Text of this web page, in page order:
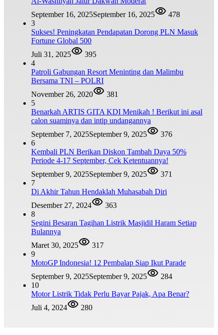
September 16, 2025September 16, 2025
478
3
Sukses! Peningkatan Pendapatan Dorong PLN Masuk
Fortune Global 500
Juli 31, 2025
395
4
Patroli Gabungan Resort Meninting dan Malimbu
Bersama TNI – POLRI
November 26, 2020
381
5
Benarkah ARTIS GITA KDI Menikah ! Berikut ini asal
calon suaminya dan intip undangannya
September 7, 2025September 9, 2025
376
6
Kembali PLN Berikan Diskon Tambah Daya 50%
Periode 4-17 September, Cek Ketentuannya!
September 9, 2025September 9, 2025
371
7
Di Akhir Tahun Hendaklah Muhasabah Diri
Desember 27, 2024
363
8
Segini Besaran Tagihan Listrik Masjidil Haram Setiap
Bulannya
Maret 30, 2025
317
9
MotoGP Indonesia! 12 Pembalap Siap Ikut Parade
September 9, 2025September 9, 2025
284
10
Motor Listrik Tidak Perlu Bayar Pajak, Apa Benar?
Juli 4, 2024
280